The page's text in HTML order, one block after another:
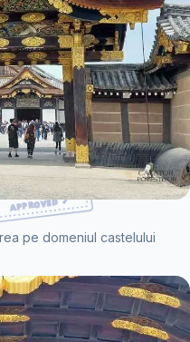
pe domeniul castelului